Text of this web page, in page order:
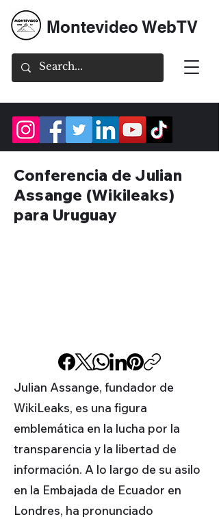
Montevideo WebTV
Conferencia de Julian
Assange (Wikileaks)
para Uruguay
Julian Assange, fundador de
WikiLeaks, es una figura
emblemática en la lucha por la
transparencia y la libertad de
información. A lo largo de su asilo
en la Embajada de Ecuador en
Londres, ha pronunciado